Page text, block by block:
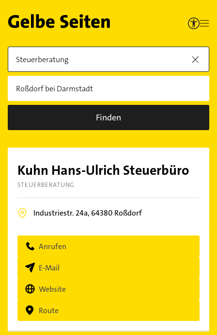
Finden
Kuhn Hans-Ulrich Steuerbüro
STEUERBERATUNG
Industriestr. 24a, 64380 Roßdorf
Anrufen
E-Mail
Website
Route